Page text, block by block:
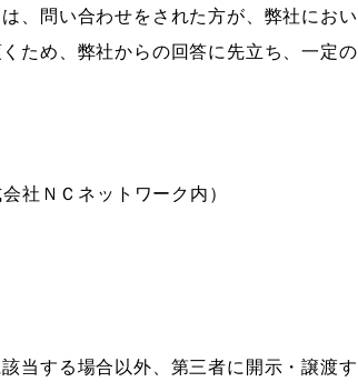
、問い合わせをされた方が、弊社におい
ため、弊社からの回答に先立ち、一定の
社ＮＣネットワーク内）
当する場合以外、第三者に開示・譲渡す